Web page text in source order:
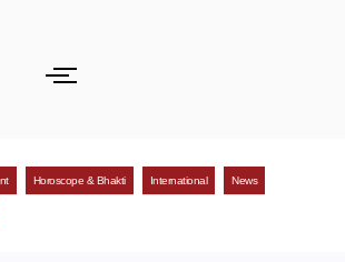
Horoscope & Bhakti International News